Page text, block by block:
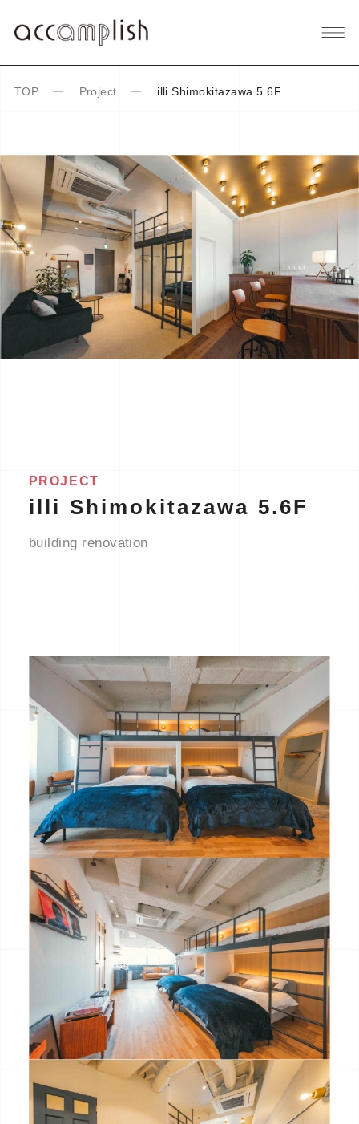
TOP Project illi Shimokitazawa 5.6F
PROJECT
illi Shimokitazawa 5.6F
building renovation